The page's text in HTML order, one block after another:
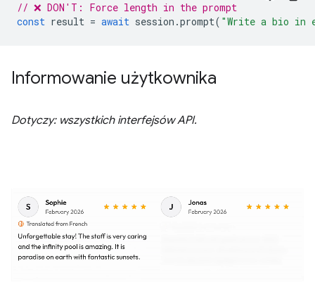
// ❌ DON'T: Force length in the prompt
const result = await session .prompt( "Write a bio in
Informowanie użytkownika
Dotyczy: wszystkich interfejsów API.